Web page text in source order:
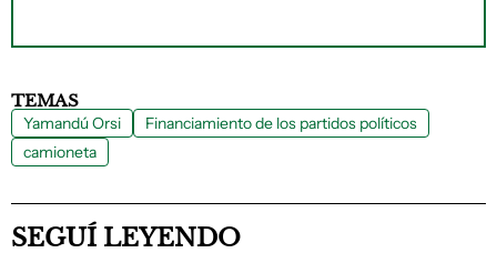
TEMAS
Yamandú Orsi
Financiamiento de los partidos políticos
camioneta
SEGUÍ LEYENDO